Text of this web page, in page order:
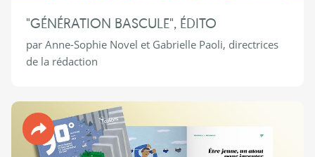
"GÉNÉRATION BASCULE", ÉDITO
par Anne-Sophie Novel et Gabrielle Paoli, directrices
de la rédaction
Revue 90°